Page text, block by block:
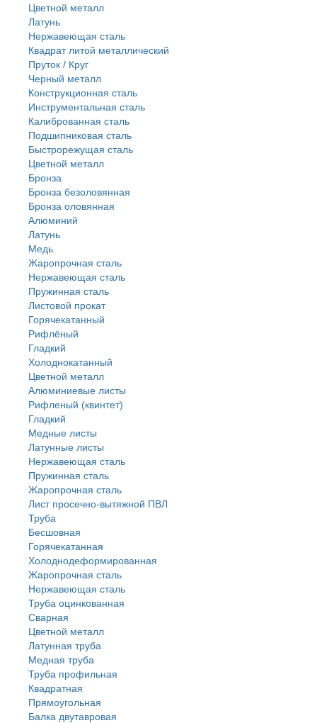
Цветной металл
Латунь
Нержавеющая сталь
Квадрат литой металлический
Пруток / Круг
Черный металл
Конструкционная сталь
Инструментальная сталь
Калиброванная сталь
Подшипниковая сталь
Быстрорежущая сталь
Цветной металл
Бронза
Бронза безоловянная
Бронза оловянная
Алюминий
Латунь
Медь
Жаропрочная сталь
Нержавеющая сталь
Пружинная сталь
Листовой прокат
Горячекатанный
Рифлёный
Гладкий
Холоднокатанный
Цветной металл
Алюминиевые листы
Рифленый (квинтет)
Гладкий
Медные листы
Латунные листы
Нержавеющая сталь
Пружинная сталь
Жаропрочная сталь
Лист просечно-вытяжной ПВЛ
Труба
Бесшовная
Горячекатанная
Холоднодеформированная
Жаропрочная сталь
Нержавеющая сталь
Труба оцинкованная
Сварная
Цветной металл
Латунная труба
Медная труба
Труба профильная
Квадратная
Прямоугольная
Балка двутавровая